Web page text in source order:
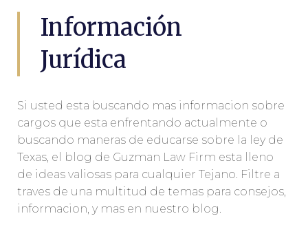
Información
Jurídica
Si usted esta buscando mas informacion sobre
cargos que esta enfrentando actualmente o
buscando maneras de educarse sobre la ley de
Texas, el blog de Guzman Law Firm esta lleno
de ideas valiosas para cualquier Tejano. Filtre a
traves de una multitud de temas para consejos,
informacion, y mas en nuestro blog.